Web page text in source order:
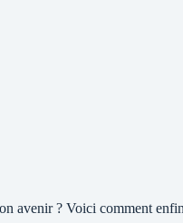
avenir ? Voici comment enfin